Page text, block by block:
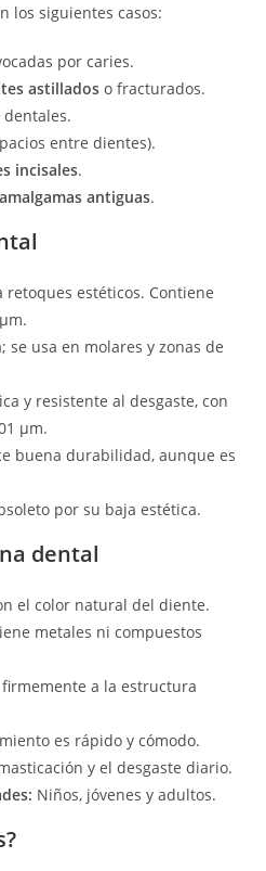
los siguientes casos:
por caries.
astillados o fracturados.
dentales.
entre dientes).
incisales.
antiguas.
retoques estéticos. Contiene
se usa en molares y zonas de
y resistente al desgaste, con
µm.
buena durabilidad, aunque es
por su baja estética.
dental
el color natural del diente.
metales ni compuestos
firmemente a la estructura
es rápido y cómodo.
y el desgaste diario.
Niños, jóvenes y adultos.